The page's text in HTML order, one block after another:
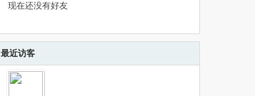
现在还没有好友
最近访客